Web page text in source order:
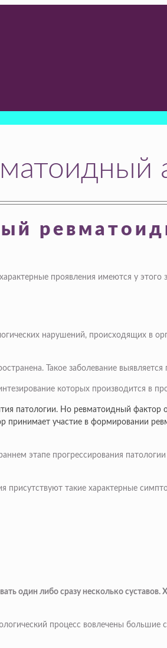
проявления имеются у
нарушений, происходящих в
Такое заболевание
которых производится в
патологии. Но ревматоидный
принимает участие в формировании
этапе прогрессирования
присутствуют такие характерные
один либо сразу несколько
процесс вовлечены